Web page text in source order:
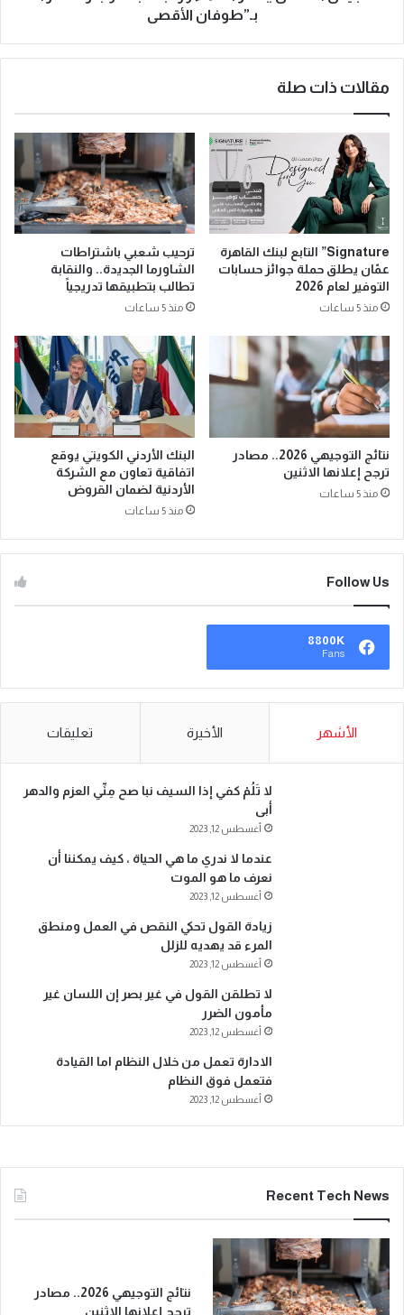
بـ”طوفان الأقصى
مقالات ذات صلة
Signature” التابع لبنك القاهرة
عمّان يطلق حملة جوائز حسابات
التوفير لعام 2026
منذ 5 ساعات
ترحيب شعبي باشتراطات
الشاورما الجديدة.. والنقابة
تطالب بتطبيقها تدريجياً
منذ 5 ساعات
نتائج التوجيهي 2026.. مصادر
ترجح إعلانها الاثنين
منذ 5 ساعات
البنك الأردني الكويتي يوقع
اتفاقية تعاون مع الشركة
الأردنية لضمان القروض
منذ 5 ساعات
Follow Us
8800K
Fans
الأشهر الأخيرة تعليقات
لا تَلُمْ كفي إذا السيف نبا صح مِنِّي العزم والدهر
أبى
أغسطس 12, 2023
عندما لا ندري ما هي الحياة ، كيف يمكننا أن
نعرف ما هو الموت
أغسطس 12, 2023
زيادة القول تحكي النقص في العمل ومنطق
المرء قد يهديه للزلل
أغسطس 12, 2023
لا تطلقن القول في غير بصر إن اللسان غير
مأمون الضرر
أغسطس 12, 2023
الادارة تعمل من خلال النظام اما القيادة
فتعمل فوق النظام
أغسطس 12, 2023
Recent Tech News
نتائج التوجيهي 2026.. مصادر
ترجح إعلانها الاثنين